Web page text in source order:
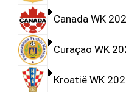
Canada WK
Curaçao WK
Kroatië WK